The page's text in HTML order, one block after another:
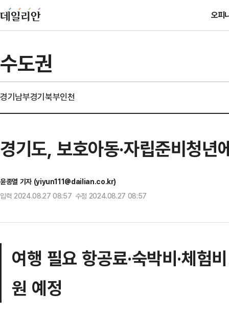
오피
수도권
경기남부경기북부인천
경기도, 보호아동·자립준비청년
윤종열 기자 (yiyun111@dailian.co.kr)
입력 2024.08.27 08:57 수정 2024.08.27 08:57
여행 필요 항공료·숙박비·체
원 예정